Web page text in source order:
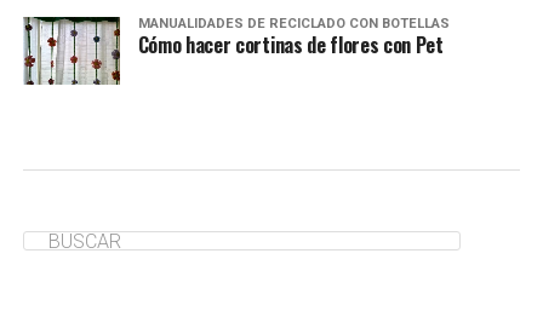
MANUALIDADES DE RECICLADO CON BOTELLAS
Cómo hacer cortinas de flores con Pet